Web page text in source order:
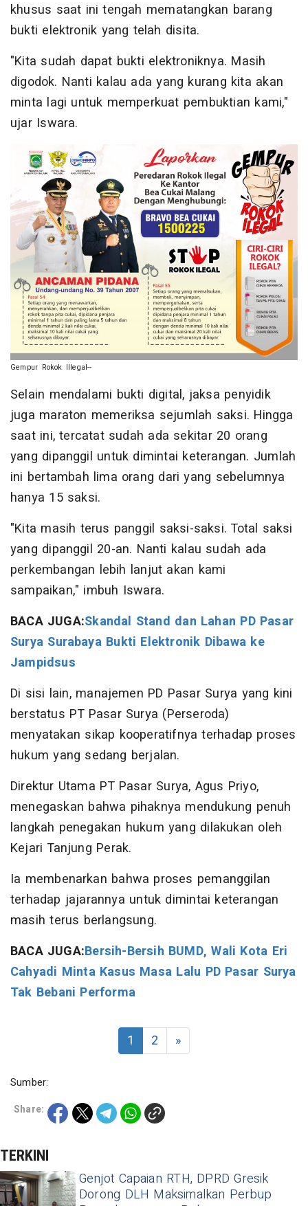
khusus saat ini tengah mematangkan barang
bukti elektronik yang telah disita.
"Kita sudah dapat bukti elektroniknya. Masih
digodok. Nanti kalau ada yang kurang kita akan
minta lagi untuk memperkuat pembuktian kami,"
ujar Iswara.
Gempur Rokok Illegal--
Selain mendalami bukti digital, jaksa penyidik
juga maraton memeriksa sejumlah saksi. Hingga
saat ini, tercatat sudah ada sekitar 20 orang
yang dipanggil untuk dimintai keterangan. Jumlah
ini bertambah lima orang dari yang sebelumnya
hanya 15 saksi.
"Kita masih terus panggil saksi-saksi. Total saksi
yang dipanggil 20-an. Nanti kalau sudah ada
perkembangan lebih lanjut akan kami
sampaikan," imbuh Iswara.
BACA JUGA:Skandal Stand dan Lahan PD Pasar
Surya Surabaya Bukti Elektronik Dibawa ke
Jampidsus
Di sisi lain, manajemen PD Pasar Surya yang kini
berstatus PT Pasar Surya (Perseroda)
menyatakan sikap kooperatifnya terhadap proses
hukum yang sedang berjalan.
Direktur Utama PT Pasar Surya, Agus Priyo,
menegaskan bahwa pihaknya mendukung penuh
langkah penegakan hukum yang dilakukan oleh
Kejari Tanjung Perak.
Ia membenarkan bahwa proses pemanggilan
terhadap jajarannya untuk dimintai keterangan
masih terus berlangsung.
BACA JUGA:Bersih-Bersih BUMD, Wali Kota Eri
Cahyadi Minta Kasus Masa Lalu PD Pasar Surya
Tak Bebani Performa
1 2 »
Sumber:
Share:
TERKINI
Genjot Capaian RTH, DPRD Gresik
Dorong DLH Maksimalkan Perbup